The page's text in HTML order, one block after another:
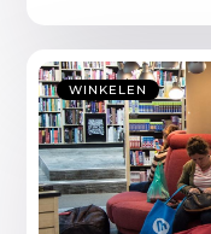
WINKELEN